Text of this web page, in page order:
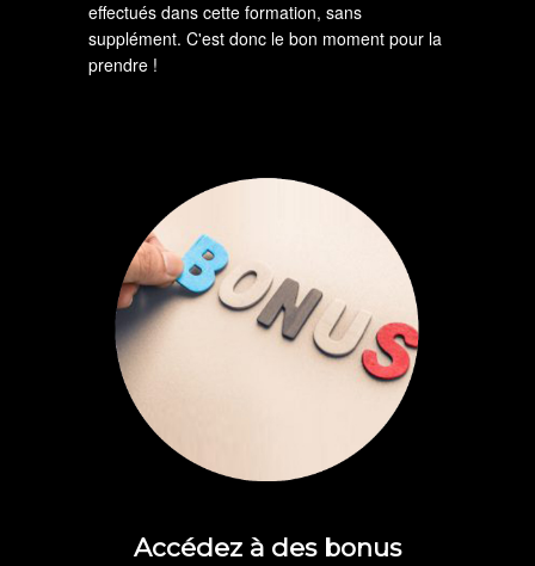
effectués dans cette formation, sans
supplément. C'est donc le bon moment pour la
prendre !
Accédez à des bonus